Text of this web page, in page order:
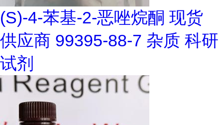
(S)-4-苯基-2-恶唑烷酮 现货
供应商 99395-88-7 杂质 科研
试剂